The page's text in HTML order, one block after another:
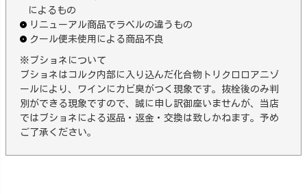
によるもの
リニューアル商品でラベルの違うもの
クール便未使用による商品不良
※ブショネについて
ブショネはコルク内部に入り込んだ化合物トリクロロアニゾ
ールにより、ワインにカビ臭がつく現象です。抜栓後のみ判
別ができる現象ですので、誠に申し訳御座いませんが、当店
ではブショネによる返品・返金・交換は致しかねます。予め
ご了承ください。